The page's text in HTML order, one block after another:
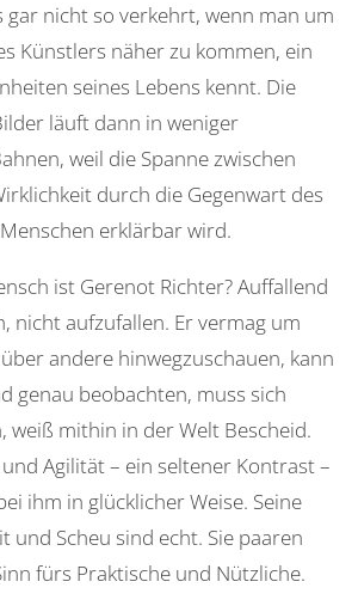
gar nicht so verkehrt, wenn man um
Künstlers näher zu kommen, ein
seines Lebens kennt. Die
läuft dann in weniger
weil die Spanne zwischen
durch die Gegenwart des
erklärbar wird.
ist Gerenot Richter? Auffallend
nicht aufzufallen. Er vermag um
andere hinwegzuschauen, kann
genau beobachten, muss sich
weiß mithin in der Welt Bescheid.
Agilität – ein seltener Kontrast –
ihm in glücklicher Weise. Seine
und Scheu sind echt. Sie paaren
fürs Praktische und Nützliche.